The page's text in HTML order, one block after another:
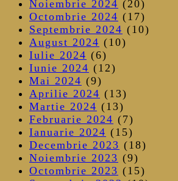
Noiembrie 2024 (20)
Octombrie 2024 (17)
Septembrie 2024 (10)
August 2024 (10)
Iulie 2024 (6)
Iunie 2024 (12)
Mai 2024 (9)
Aprilie 2024 (13)
Martie 2024 (13)
Februarie 2024 (7)
Ianuarie 2024 (15)
Decembrie 2023 (18)
Noiembrie 2023 (9)
Octombrie 2023 (15)